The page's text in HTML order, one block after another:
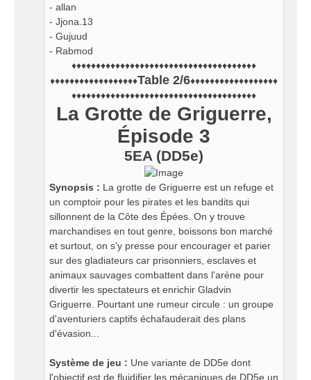
- allan
- Jjona.13
- Gujuud
- Rabmod
♦♦♦♦♦♦♦♦♦♦♦♦♦♦♦♦♦♦♦♦♦♦♦♦♦♦♦♦♦♦♦♦♦♦♦♦♦♦
♦♦♦♦♦♦♦♦♦♦♦♦♦♦♦♦♦♦Table 2/6♦♦♦♦♦♦♦♦♦♦♦♦♦♦♦♦♦♦
♦♦♦♦♦♦♦♦♦♦♦♦♦♦♦♦♦♦♦♦♦♦♦♦♦♦♦♦♦♦♦♦♦♦♦♦♦♦
La Grotte de Griguerre,
Épisode 3
5EA (DD5e)
Synopsis : La grotte de Griguerre est un refuge et
un comptoir pour les pirates et les bandits qui
sillonnent de la Côte des Épées. On y trouve
marchandises en tout genre, boissons bon marché
et surtout, on s'y presse pour encourager et parier
sur des gladiateurs car prisonniers, esclaves et
animaux sauvages combattent dans l'arène pour
divertir les spectateurs et enrichir Gladvin
Griguerre. Pourtant une rumeur circule : un groupe
d'aventuriers captifs échafauderait des plans
d'évasion...
Système de jeu : Une variante de DD5e dont
l'objectif est de fluidifier les mécaniques de DD5e un